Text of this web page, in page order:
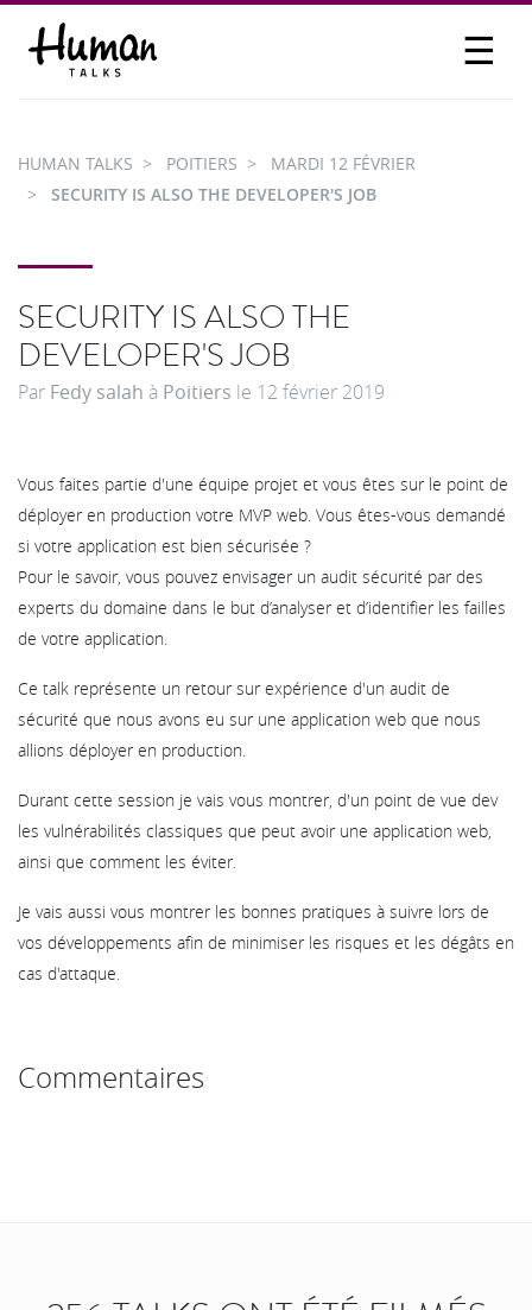
☰
PARTICIPER
HUMAN TALKS POITIERS
MARDI 12 FÉVRIER
SECURITY IS ALSO THE DEVELOPER'S JOB
SECURITY IS ALSO THE
DEVELOPER'S JOB
Par Fedy salah à Poitiers le 12 février 2019
Vous faites partie d'une équipe projet et vous êtes sur le point de
déployer en production votre MVP web. Vous êtes-vous demandé
si votre application est bien sécurisée ?
Pour le savoir, vous pouvez envisager un audit sécurité par des
experts du domaine dans le but d’analyser et d’identifier les failles
de votre application.
Ce talk représente un retour sur expérience d'un audit de
sécurité que nous avons eu sur une application web que nous
allions déployer en production.
Durant cette session je vais vous montrer, d'un point de vue dev
les vulnérabilités classiques que peut avoir une application web,
ainsi que comment les éviter.
Je vais aussi vous montrer les bonnes pratiques à suivre lors de
vos développements afin de minimiser les risques et les dégâts en
cas d'attaque.
Commentaires